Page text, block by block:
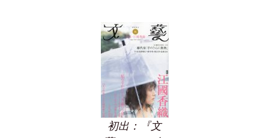
初出：『文